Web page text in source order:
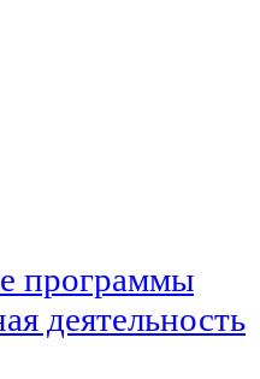
программы
деятельность